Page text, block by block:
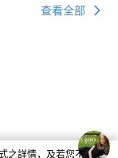
查看全部
之詳情，及若您不希望